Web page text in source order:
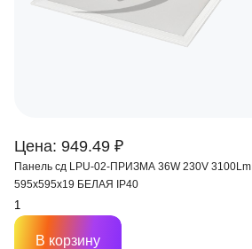
Цена: 949.49 ₽
Панель сд LPU-02-ПРИЗМА 36W 230V 3100Lm
595х595х19 БЕЛАЯ IP40
В корзину